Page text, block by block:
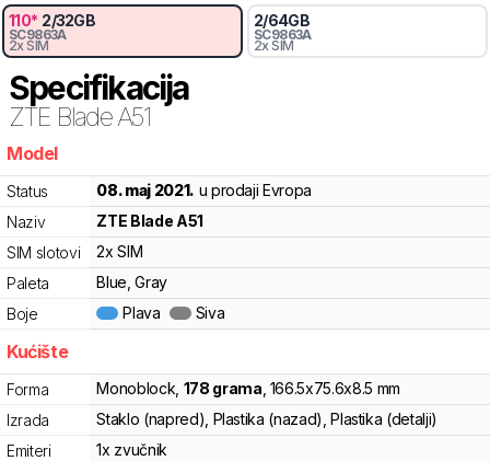
110* 2/32GB
SC9863A
2x SIM
2/64GB
SC9863A
2x SIM
Specifikacija
ZTE Blade A51
Model
Status 08. maj 2021. u prodaji Evropa
Naziv
ZTE Blade A51
SIM slotovi
2x SIM
Paleta
Blue, Gray
Boje
Plava Siva
Kućište
Forma Monoblock 178 grama 166.5x75.6x8.5 mm
Izrada
Staklo (napred), Plastika (nazad), Plastika (detalji)
Emiteri
1x zvučnik